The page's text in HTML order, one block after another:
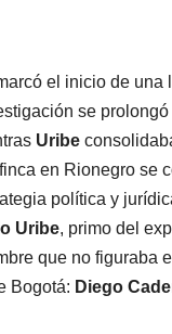
el inicio de una
se
Uribe
en Rionegro se
política y
Uribe, primo del
que no figuraba
Bogotá: Diego